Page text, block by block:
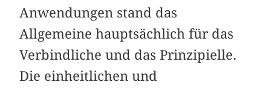
Anwendungen stand das
Allgemeine hauptsächlich für das
Verbindliche und das Prinzipielle.
Die einheitlichen und